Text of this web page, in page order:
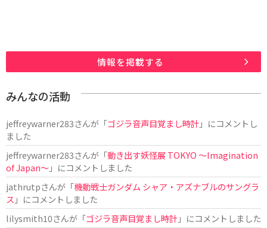
情報を掲載する
みんなの活動
jeffreywarner283さんが「ゴジラ音声目覚まし時計」にコメントし
ました
jeffreywarner283さんが「動き出す妖怪展 TOKYO 〜Imagination
of Japan〜」にコメントしました
jathrutpさんが「機動戦士ガンダム シャア・アズナブルのサングラ
ス 」にコメントしました
lilysmith10さんが「ゴジラ音声目覚まし時計」にコメントしました